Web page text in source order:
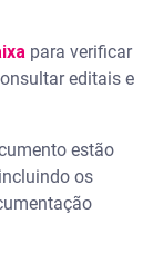
para verificar
editais e
estão
os